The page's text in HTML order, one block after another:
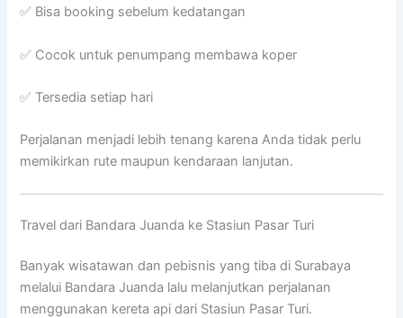
✅ Bisa booking sebelum kedatangan
✅ Cocok untuk penumpang membawa koper
✅ Tersedia setiap hari
Perjalanan menjadi lebih tenang karena Anda tidak perlu
memikirkan rute maupun kendaraan lanjutan.
Travel dari Bandara Juanda ke Stasiun Pasar Turi
Banyak wisatawan dan pebisnis yang tiba di Surabaya
melalui Bandara Juanda lalu melanjutkan perjalanan
menggunakan kereta api dari Stasiun Pasar Turi.